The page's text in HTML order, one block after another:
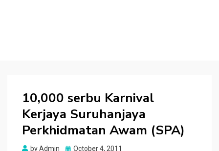
10,000 serbu Karnival
Kerjaya Suruhanjaya
Perkhidmatan Awam (SPA)
byAdmin Posted
October 4, 2011